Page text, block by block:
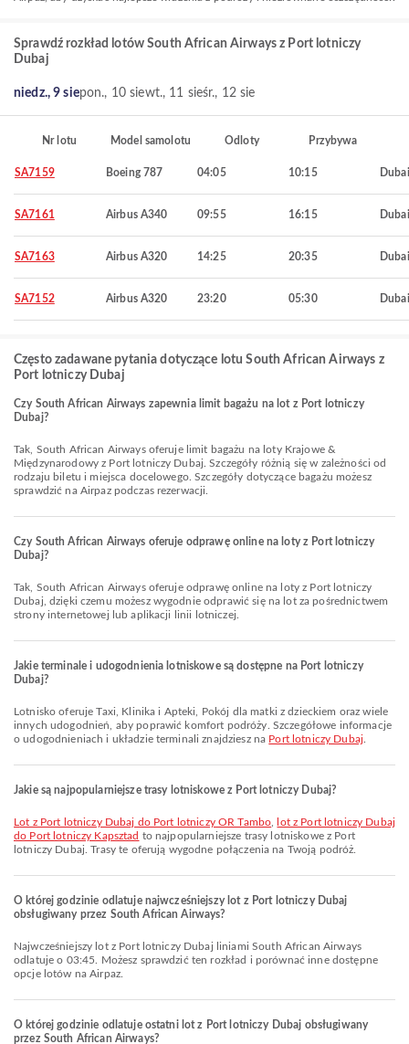
Sprawdź rozkład lotów South African Airways z Port lotniczy
Dubaj
niedz., 9 siepon., 10 siewt., 11 sieśr., 12 sie
Nr lotu Model samolotu Odloty Przybywa
SA7159 Boeing 787 04:05 10:15 Dubai
SA7161 Airbus A340 09:55 16:15 Dubai
SA7163 Airbus A320 14:25 20:35 Dubai
SA7152 Airbus A320 23:20 05:30 Dubai
Często zadawane pytania dotyczące lotu South African Airways z
Port lotniczy Dubaj
Czy South African Airways zapewnia limit bagażu na lot z Port lotniczy
Dubaj?
Tak, South African Airways oferuje limit bagażu na loty Krajowe &
Międzynarodowy z Port lotniczy Dubaj. Szczegóły różnią się w zależności od
rodzaju biletu i miejsca docelowego. Szczegóły dotyczące bagażu możesz
sprawdzić na Airpaz podczas rezerwacji.
Czy South African Airways oferuje odprawę online na loty z Port lotniczy
Dubaj?
Tak, South African Airways oferuje odprawę online na loty z Port lotniczy
Dubaj, dzięki czemu możesz wygodnie odprawić się na lot za pośrednictwem
strony internetowej lub aplikacji linii lotniczej.
Jakie terminale i udogodnienia lotniskowe są dostępne na Port lotniczy
Dubaj?
Lotnisko oferuje Taxi, Klinika i Apteki, Pokój dla matki z dzieckiem oraz wiele
innych udogodnień, aby poprawić komfort podróży. Szczegółowe informacje
o udogodnieniach i układzie terminali znajdziesz na Port lotniczy Dubaj
Jakie są najpopularniejsze trasy lotniskowe z Port lotniczy Dubaj?
lot z Port lotniczy Dubaj do Port lotniczy OR Tambo
lot z Port lotniczy Dubaj
do Port lotniczy Kapsztad to najpopularniejsze trasy lotniskowe z Port
lotniczy Dubaj. Trasy te oferują wygodne połączenia na Twoją podróż.
O której godzinie odlatuje najwcześniejszy lot z Port lotniczy Dubaj
obsługiwany przez South African Airways?
Najwcześniejszy lot z Port lotniczy Dubaj liniami South African Airways
odlatuje o 03:45. Możesz sprawdzić ten rozkład i porównać inne dostępne
opcje lotów na Airpaz.
O której godzinie odlatuje ostatni lot z Port lotniczy Dubaj obsługiwany
przez South African Airways?